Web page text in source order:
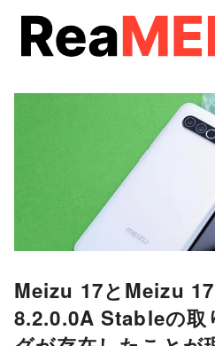
Meizu 17とMeizu
8.2.0.0A Stableの取